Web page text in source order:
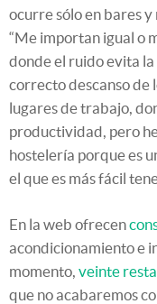
ocurre sólo en bares y
“Me importan igual o
donde el ruido evita la
correcto descanso de
lugares de trabajo,
productividad, pero
hostelería porque es
el que es más fácil
En la web ofrecen
acondicionamiento e
momento, veinte
que no acabaremos